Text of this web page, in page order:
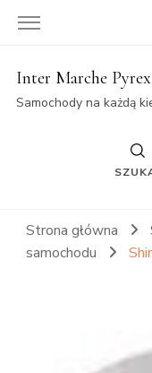
Inter Marche Pyrex
Samochody na każdą
Strona główna
samochodu